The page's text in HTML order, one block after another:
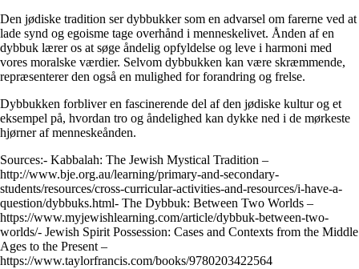
Den jødiske tradition ser dybbukker som en advarsel om farerne ved at
lade synd og egoisme tage overhånd i menneskelivet. Ånden af en
dybbuk lærer os at søge åndelig opfyldelse og leve i harmoni med
vores moralske værdier. Selvom dybbukken kan være skræmmende,
repræsenterer den også en mulighed for forandring og frelse.
Dybbukken forbliver en fascinerende del af den jødiske kultur og et
eksempel på, hvordan tro og åndelighed kan dykke ned i de mørkeste
hjørner af menneskeånden.
Sources:- Kabbalah: The Jewish Mystical Tradition –
http://www.bje.org.au/learning/primary-and-secondary-
students/resources/cross-curricular-activities-and-resources/i-have-a-
question/dybbuks.html- The Dybbuk: Between Two Worlds –
https://www.myjewishlearning.com/article/dybbuk-between-two-
worlds/- Jewish Spirit Possession: Cases and Contexts from the Middle
Ages to the Present –
https://www.taylorfrancis.com/books/9780203422564